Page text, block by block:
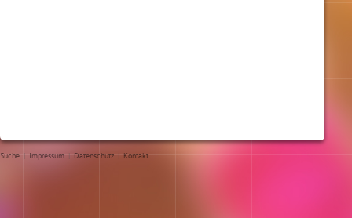
Suche | Impressum | Datenschutz | Kontakt